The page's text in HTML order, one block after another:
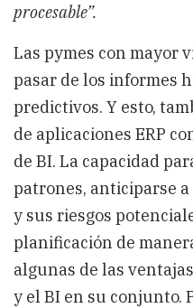
procesable”.
Las pymes con mayor
pasar de los informes
predictivos. Y esto,
de aplicaciones ERP
de BI. La capacidad
patrones, anticiparse
y sus riesgos
planificación de
algunas de las
y el BI en su conjunto.